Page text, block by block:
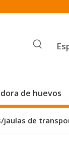
de huevos
de